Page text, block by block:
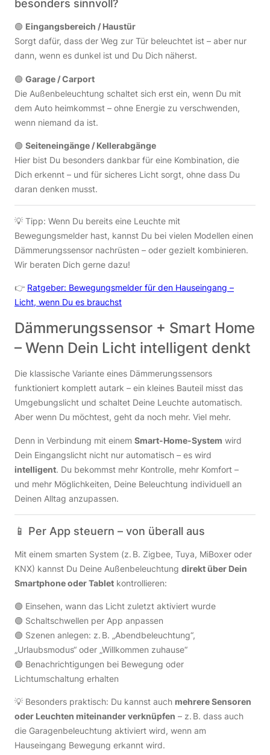
besonders sinnvoll?
🟢 Eingangsbereich / Haustür
Sorgt dafür, dass der Weg zur Tür beleuchtet ist – aber nur
dann, wenn es dunkel ist und Du Dich näherst.
🟢 Garage / Carport
Die Außenbeleuchtung schaltet sich erst ein, wenn Du mit
dem Auto heimkommst – ohne Energie zu verschwenden,
wenn niemand da ist.
🟢 Seiteneingänge / Kellerabgänge
Hier bist Du besonders dankbar für eine Kombination, die
Dich erkennt – und für sicheres Licht sorgt, ohne dass Du
daran denken musst.
💡 Tipp: Wenn Du bereits eine Leuchte mit
Bewegungsmelder hast, kannst Du bei vielen Modellen einen
Dämmerungssensor nachrüsten – oder gezielt kombinieren.
Wir beraten Dich gerne dazu!
👉 Ratgeber: Bewegungsmelder für den Hauseingang –
Licht, wenn Du es brauchst
Dämmerungssensor + Smart Home
– Wenn Dein Licht intelligent denkt
Die klassische Variante eines Dämmerungssensors
funktioniert komplett autark – ein kleines Bauteil misst das
Umgebungslicht und schaltet Deine Leuchte automatisch.
Aber wenn Du möchtest, geht da noch mehr. Viel mehr.
Denn in Verbindung mit einem Smart-Home-System wird
Dein Eingangslicht nicht nur automatisch – es wird
intelligent. Du bekommst mehr Kontrolle, mehr Komfort –
und mehr Möglichkeiten, Deine Beleuchtung individuell an
Deinen Alltag anzupassen.
📱 Per App steuern – von überall aus
Mit einem smarten System (z. B. Zigbee, Tuya, MiBoxer oder
KNX) kannst Du Deine Außenbeleuchtung direkt über Dein
Smartphone oder Tablet kontrollieren:
🟢 Einsehen, wann das Licht zuletzt aktiviert wurde
🟢 Schaltschwellen per App anpassen
🟢 Szenen anlegen: z. B. „Abendbeleuchtung“,
„Urlaubsmodus“ oder „Willkommen zuhause“
🟢 Benachrichtigungen bei Bewegung oder
Lichtumschaltung erhalten
💡 Besonders praktisch: Du kannst auch mehrere Sensoren
oder Leuchten miteinander verknüpfen – z. B. dass auch
die Garagenbeleuchtung aktiviert wird, wenn am
Hauseingang Bewegung erkannt wird.